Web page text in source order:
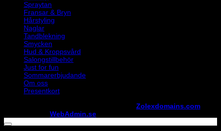
Spraytan
Fransar & Bryn
Hårstyling
Naglar
Tandblekning
Smycken
Hud & Kroppsvård
Salongstillbehör
Just for fun
Sommarerbjudande
Om oss
Presentkort
Zolexdomains.com
WebAdmin.se